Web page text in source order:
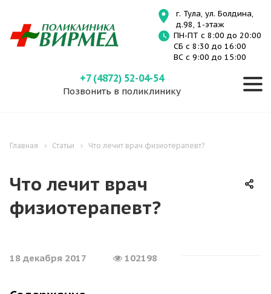
г. Тула, ул. Болдина,
д.98, 1-этаж
ПН-ПТ с 8:00 до 20:00
СБ с 8:30 до 16:00
ВС с 9:00 до 15:00
+7 (4872) 52-04-54
Позвонить в поликлинику
Главная Статьи Что лечит врач физиотерапевт?
Что лечит врач
физиотерапевт?
18 декабря 2017 102198